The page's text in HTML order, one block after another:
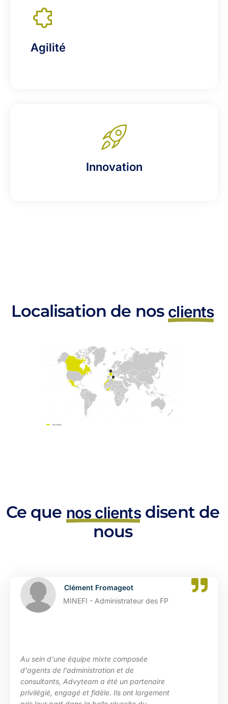
Agilité
Innovation
Localisation de nos clients
Ce que nos clientsdisent de
nous
Clément Fromageot
MINEFI - Administrateur des FP
Au sein d'une équipe mixte composée
d'agents de l'administration et de
consultants, Advyteam a été un partenaire
privilégié, engagé et fidèle. Ils ont largement